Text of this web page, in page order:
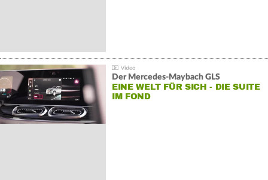
Der Mercedes‑Maybach GLS
EINE WELT FÜR SICH - DIE SUITE
IM FOND